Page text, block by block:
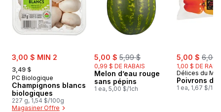
sale:
3,00 $ MIN 2
, formerly:
3,49 $
PC Biologique
Champignons blancs
biologiques
227 g, 1,54 $/100g
Magasiner Offre
sale:
5,00 $ , formerly:
5,99 $
0,99 $ DE RABAIS
Melon d’eau rouge
sans pépins
1 ea, 5,00 $/1ch
sale:
5,00 $ ,
6,00
1,00 $ DE
Délices du
Poivrons de
1 ea, 1,67 $/1ch